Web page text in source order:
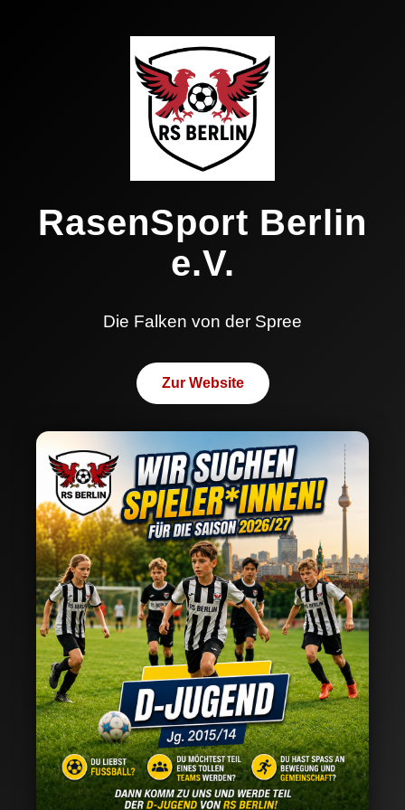
RasenSport Berlin
e.V.
Die Falken von der Spree
Zur Website